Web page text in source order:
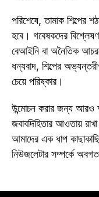
পরিশেষে, তামাক শিল্পের
হবে। গবেষকদের
বেআইনি বা অনৈতিক
ধন্যবাদ, শিল্পের
চেয়ে পরিষ্কার।
উন্মোচন করার জন্য আরও
জবাবদিহিতার আওতায়
আমাদের এক ধাপ
নিউজলেটার সম্পর্কে